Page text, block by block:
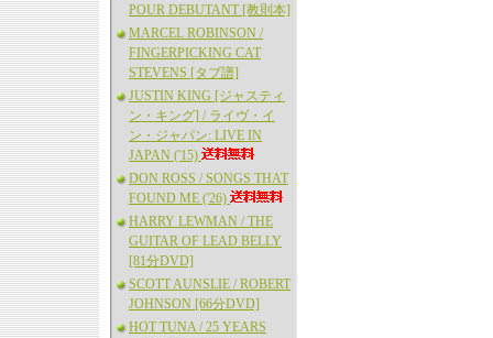
POUR DEBUTANT [教則本]
MARCEL ROBINSON /
FINGERPICKING CAT
STEVENS [タブ譜]
JUSTIN KING [ジャスティ
ン・キング] / ライヴ・イ
ン・ジャパン: LIVE IN
JAPAN ('15)
DON ROSS / SONGS THAT
FOUND ME ('26)
HARRY LEWMAN / THE
GUITAR OF LEAD BELLY
[81分DVD]
SCOTT AUNSLIE / ROBERT
JOHNSON [66分DVD]
HOT TUNA / 25 YEARS